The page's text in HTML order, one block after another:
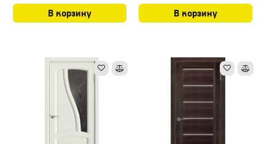
В корзину В корзину